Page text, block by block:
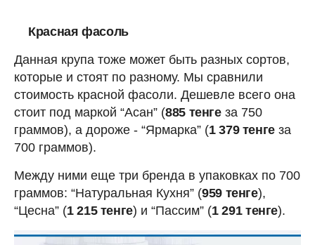
Красная фасоль
Данная крупа тоже может быть разных сортов,
которые и стоят по разному. Мы сравнили
стоимость красной фасоли. Дешевле всего она
стоит под маркой “Асан” (885 тенгеза 750
граммов), а дороже - “Ярмарка” (1 379 тенге за
700 граммов).
Между ними еще три бренда в упаковках по 700
граммов: “Натуральная Кухня” (959 тенге),
“Цесна” (1 215 тенге) и “Пассим” (1 291 тенге).